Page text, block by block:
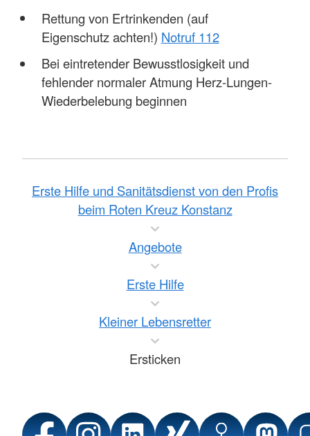
Rettung von Ertrinkenden (auf
Eigenschutz achten!) Notruf 112
Bei eintretender Bewusstlosigkeit und
fehlender normaler Atmung Herz-Lungen-
Wiederbelebung beginnen
Erste Hilfe und Sanitätsdienst von den Profis
beim Roten Kreuz Konstanz
Angebote
Erste Hilfe
Kleiner Lebensretter
Ersticken